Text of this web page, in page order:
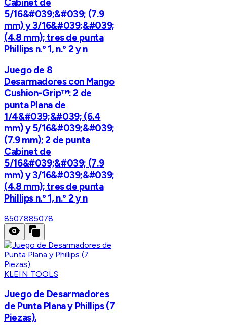
5/16&#039;&#039; (7.9
mm) y 3/16&#039;&#039;
(4.8 mm); tres de punta
Phillips n.º 1, n.º 2 y n
Juego de 8
Desarmadores con Mango
Cushion-Grip™: 2 de
punta Plana de
1/4&#039;&#039; (6.4
mm) y 5/16&#039;&#039;
(7.9 mm); 2 de punta
Cabinet de
5/16&#039;&#039; (7.9
mm) y 3/16&#039;&#039;
(4.8 mm); tres de punta
Phillips n.º 1, n.º 2 y n
8507885078
KLEIN TOOLS
Juego de Desarmadores
de Punta Plana y Phillips (7
Piezas).